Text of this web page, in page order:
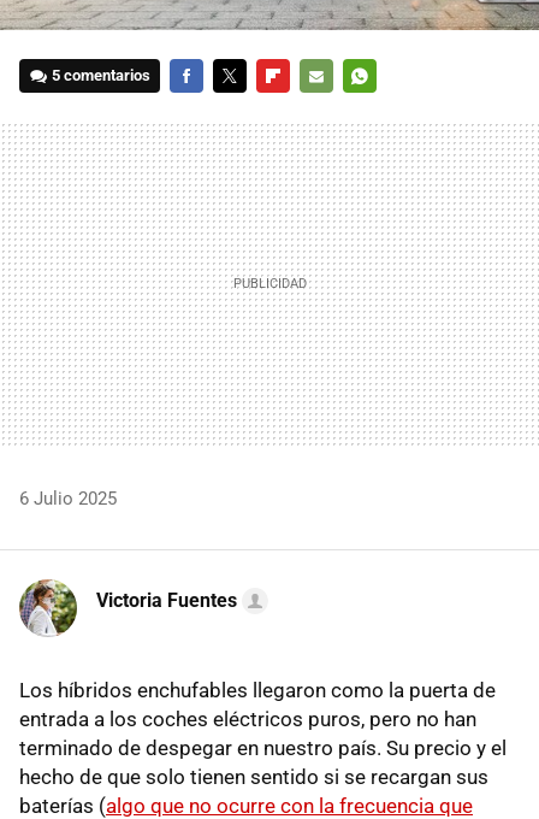
5 comentarios
MAIL
6 Julio 2025
Victoria Fuentes
Los híbridos enchufables llegaron como la puerta de
entrada a los coches eléctricos puros, pero no han
terminado de despegar en nuestro país. Su precio y el
hecho de que solo tienen sentido si se recargan sus
baterías (algo que no ocurre con la frecuencia que